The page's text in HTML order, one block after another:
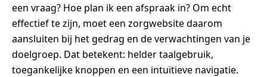
een vraag? Hoe plan ik een afspraak in? Om echt
effectief te zijn, moet een zorgwebsite daarom
aansluiten bij het gedrag en de verwachtingen van je
doelgroep. Dat betekent: helder taalgebruik,
toegankelijke knoppen en een intuïtieve navigatie.